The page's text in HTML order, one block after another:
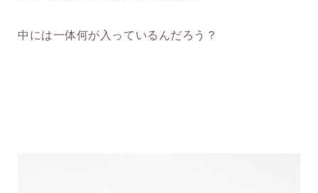
中には一体何が入っているんだろう？